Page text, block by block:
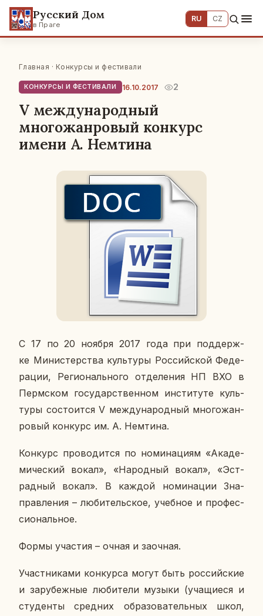
Русский Дом
в Праге
RU CZ
Главная · Конкурсы и фестивали
КОНКУРСЫ И ФЕСТИВАЛИ 16.10.2017 2
V международный
многожанровый конкурс
имени А. Немтина
С 17 по 20 ноября 2017 года при под­держ­
ке Ми­ни­стер­ства куль­ту­ры Рос­сий­ской Фе­де­
ра­ции, Ре­ги­о­наль­но­го от­де­ле­ния НП ВХО в
Перм­ском го­су­дар­ствен­ном ин­сти­ту­те куль­
ту­ры со­сто­ит­ся V меж­ду­на­род­ный мно­го­жан­
ро­вый кон­курс им. А. Нем­ти­на.
Кон­курс про­во­дит­ся по но­ми­на­ци­ям «Ака­де­
ми­че­ский вокал», «На­род­ный вокал», «Эст­
рад­ный вокал». В каждой но­ми­на­ции 3на­
прав­ле­ния – лю­би­тель­ское, учеб­ное и про­фес­
си­о­наль­ное.
Формы уча­стия – очная и за­оч­ная.
Участ­ни­ка­ми кон­кур­са могут быть рос­сий­ские
и за­ру­беж­ные лю­би­те­ли музыки (уча­щи­е­ся и
сту­ден­ты сред­них об­ра­зо­ва­тель­ных школ,